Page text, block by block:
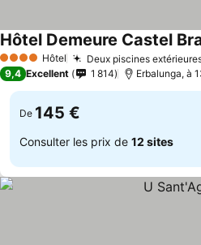
4 Étoiles Hôtel Deux piscines
Hôtel Demeure Castel
9,4 Excellent 1 814 Erbalunga, à
De 145 €
Consulter les prix de 12 sites